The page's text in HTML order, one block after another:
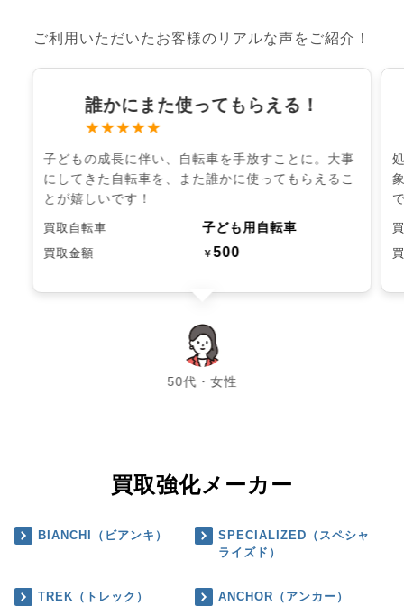
ご利用いただいたお客様のリアルな声をご紹介！
誰かにまた使ってもらえる！
★★★★★
子どもの成長に伴い、自転車を手放すことに。大事
にしてきた自転車を、また誰かに使ってもらえるこ
とが嬉しいです！
買取自転車 子ども用自転車
買取金額 ￥500
50代・女性
chevron_left chevron_right
買取強化メーカー
BIANCHI（ビアンキ）
SPECIALIZED（スペシャ
ライズド）
TREK（トレック） ANCHOR（アンカー）